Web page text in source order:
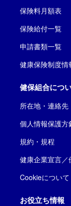
保険料月額表
保険給付一覧
申請書類一覧
健康保険制度情
健保組合につ
所在地・連絡先
個人情報保護方
規約・規程
健康企業宣言／
Cookieについて
お役立ち情報